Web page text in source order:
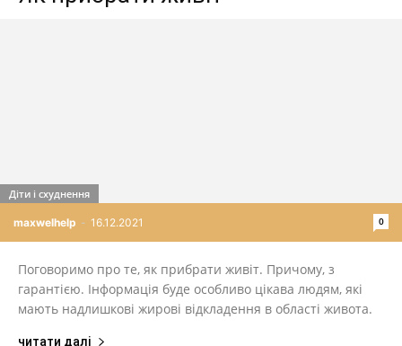
maxwelhelp - 16.12.2021 0
Діти і схуднення
Поговоримо про те, як прибрати живіт. Причому, з
гарантією. Інформація буде особливо цікава людям, які
мають надлишкові жирові відкладення в області живота.
читати далі